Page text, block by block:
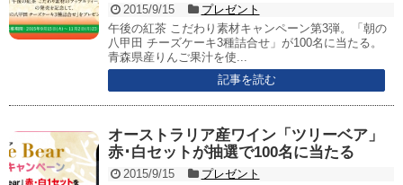
2015/9/15
プレゼント
午後の紅茶 こだわり素材キャンペーン第3弾。「朝の
八甲田 チーズケーキ3種詰合せ」が100名に当たる。
青森県産りんご果汁を使...
記事を読む
オーストラリア産ワイン「ツリーベア」
赤･白セットが抽選で100名に当たる
2015/9/15
プレゼント